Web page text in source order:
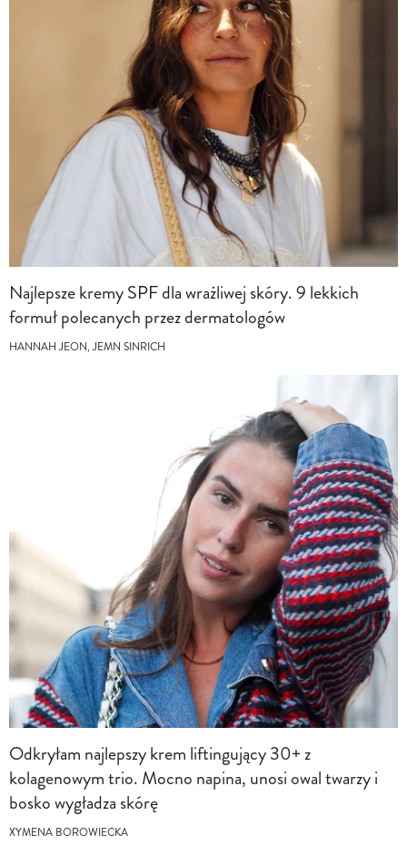
Najlepsze kremy SPF dla wrażliwej skóry. 9 lekkich
formuł polecanych przez dermatologów
HANNAH JEON, JEMN SINRICH
Odkryłam najlepszy krem liftingujący 30+ z
kolagenowym trio. Mocno napina, unosi owal twarzy i
bosko wygładza skórę
XYMENA BOROWIECKA